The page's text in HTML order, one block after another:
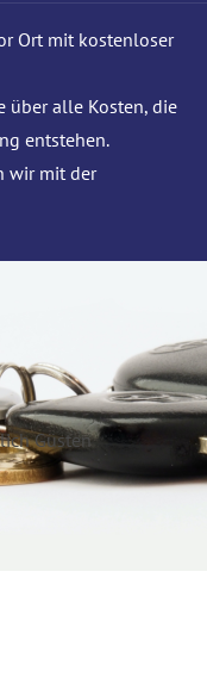
Ort mit kostenloser
über alle Kosten, die
entstehen.
wir mit der
Güsten